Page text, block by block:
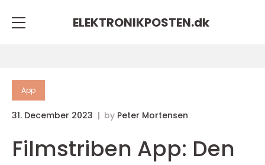
ELEKTRONIKPOSTEN.dk
App
31. December 2023 by Peter Mortensen
Filmstriben App: Den